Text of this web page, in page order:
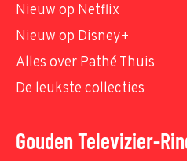
Nieuw op Netflix
Nieuw op Disney+
Alles over Pathé Thuis
De leukste collecties
Gouden Televizier-